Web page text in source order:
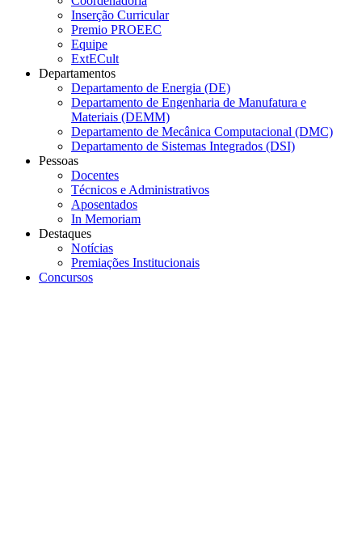
Inserção Curricular
Premio PROEEC
Equipe
ExtECult
Departamentos
Departamento de Energia (DE)
Departamento de Engenharia de Manufatura e
Materiais (DEMM)
Departamento de Mecânica Computacional (DMC)
Departamento de Sistemas Integrados (DSI)
Pessoas
Docentes
Técnicos e Administrativos
Aposentados
In Memoriam
Destaques
Notícias
Premiações Institucionais
Concursos